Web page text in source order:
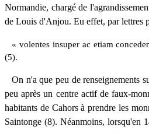
Normandie, chargé de
de Louis d'Anjou. Eu effet, par lettres
« volentesinsuper ac etiam
(5).
On n'a que peu de renseignements
peu après un centre actif de faux-
habitants de Cahors à prendre les
Saintonge (8). Néanmoins, lorsqu'en